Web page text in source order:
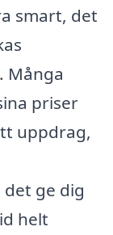
smart, det
Många
priser
uppdrag,
ge dig
helt